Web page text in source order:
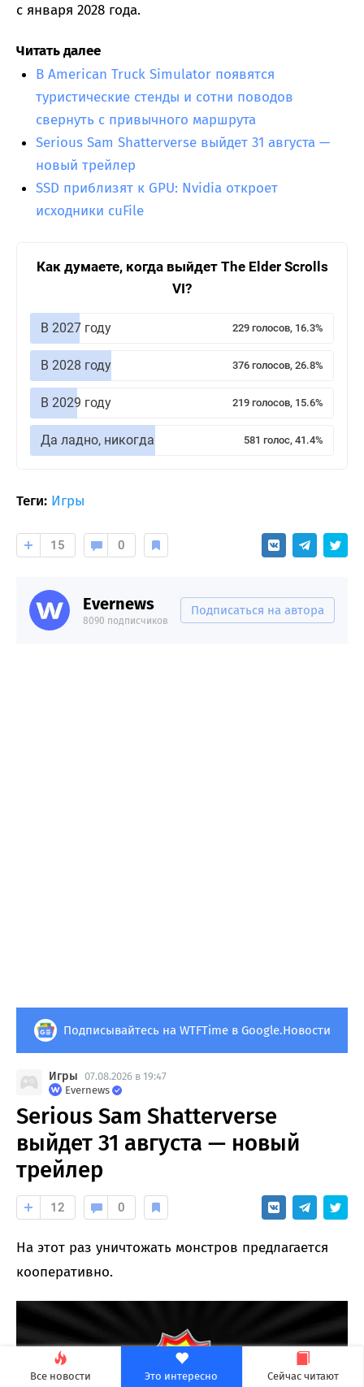
Все новости Это интересно Сейчас читают
с января 2028 года.
Читать далее
В American Truck Simulator появятся
туристические стенды и сотни поводов
свернуть с привычного маршрута
Serious Sam Shatterverse выйдет 31 августа —
новый трейлер
SSD приблизят к GPU: Nvidia откроет
исходники cuFile
Как думаете, когда выйдет The Elder Scrolls
VI?
В 2027 году 229 голосов, 16.3%
В 2028 году 376 голосов, 26.8%
В 2029 году 219 голосов, 15.6%
Да ладно, никогда 581 голос, 41.4%
Теги: Игры
15 0
Evernews
8090 подписчиков
Подписаться на автора
Подписывайтесь на WTFTime в Google.Новости
Игры 07.08.2026 в 19:47
Evernews
Serious Sam Shatterverse
выйдет 31 августа — новый
трейлер
12 0
На этот раз уничтожать монстров предлагается
кооперативно.